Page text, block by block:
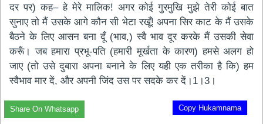
दर पर) कह– हे मेरे मालिक! अगर कोई गुरमुखि मुझे तेरी कोई बात
सुनाए तो मैं उसके आगे कौन सी भेटा रखूँ! अपना सिर काट के मैं उसके
बैठने के लिए आसन बना दूँ (भाव,) स्वै भाव दूर करके मैं उसकी सेवा
करूँ। जब हमारा प्रभू-पति (हमारी मूर्खता के कारण) हमसे अलग हो
जाए (तो उसे दुबारा अपना बनाने के लिए यही एक तरीका है कि) हम
स्वैभाव मार दें, और अपनी जिंद उस पर सदके कर दें।1।3।
Copy Hukamnama
Share On Whatsapp